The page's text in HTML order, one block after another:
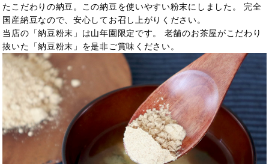
たこだわりの納豆。この納豆を使いやすい粉末にしました。 完全
国産納豆なので、安心してお召し上がりください。
当店の「納豆粉末」は山年園限定です。 老舗のお茶屋がこだわり
抜いた「納豆粉末」を是非ご賞味ください。